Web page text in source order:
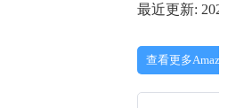
最近更新: 2026-
查看更多Amazon